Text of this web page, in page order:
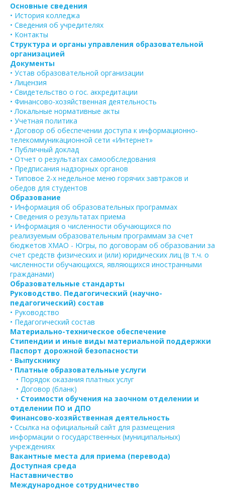
Основные сведения
• История колледжа
• Сведения об учредителях
• Контакты
Структура и органы управления образовательной
организацией
Документы
• Устав образовательной организации
• Лицензия
• Свидетельство о гос. аккредитации
• Финансово-хозяйственная деятельность
• Локальные нормативные акты
• Учетная политика
• Договор об обеспечении доступа к информационно-
телекоммуникационной сети «Интернет»
• Публичный доклад
• Отчет о результатах самообследования
• Предписания надзорных органов
• Типовое 2-х недельное меню горячих завтраков и
обедов для студентов
Образование
• Информация об образовательных программах
• Сведения о результатах приема
• Информация о численности обучающихся по
реализуемым образовательным программам за счет
бюджетов ХМАО - Югры, по договорам об образовании за
счет средств физических и (или) юридических лиц (в т.ч. о
численности обучающихся, являющихся иностранными
гражданами)
Образовательные стандарты
Руководство. Педагогический (научно-
педагогический) состав
• Руководство
• Педагогический состав
Материально-техническое обеспечение
Стипендии и иные виды материальной поддержки
Паспорт дорожной безопасности
• Выпускнику
• Платные образовательные услуги
• Порядок оказания платных услуг
• Договор (бланк)
• Стоимости обучения на заочном отделении и
отделении ПО и ДПО
Финансово-хозяйственная деятельность
• Ссылка на официальный сайт для размещения
информации о государственных (муниципальных)
учреждениях
Вакантные места для приема (перевода)
Доступная среда
Наставничество
Международное сотрудничество